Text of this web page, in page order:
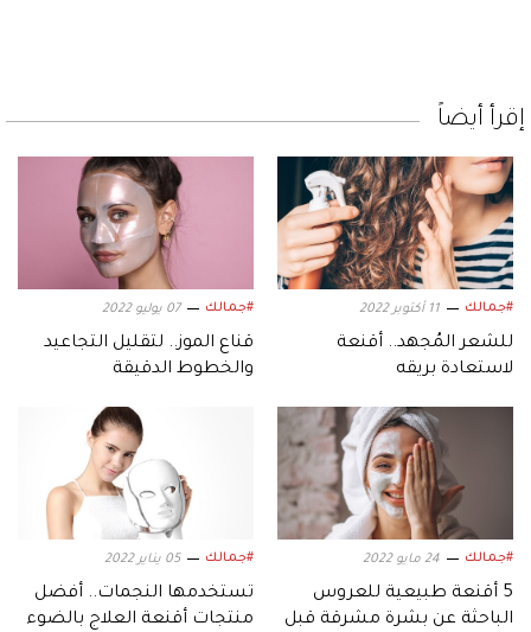
إقرأ أيضاً
#جمالك 11 أكتوبر 2022
للشعر المُجهد.. أقنعة
لاستعادة بريقه
#جمالك 07 يوليو 2022
قناع الموز.. لتقليل التجاعيد
والخطوط الدقيقة
#جمالك 24 مايو 2022
5 أقنعة طبيعية للعروس
الباحثة عن بشرة مشرقة قبل
#جمالك 05 يناير 2022
تستخدمها النجمات.. أفضل
منتجات أقنعة العلاج بالضوء